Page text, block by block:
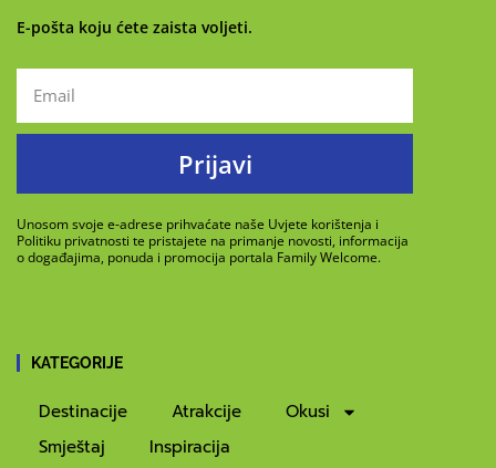
E-pošta koju ćete zaista voljeti.
Prijavi
Unosom svoje e-adrese prihvaćate naše Uvjete korištenja i
Politiku privatnosti te pristajete na primanje novosti, informacija
o događajima, ponuda i promocija portala Family Welcome.
KATEGORIJE
Destinacije Atrakcije
Okusi
Smještaj
Inspiracija